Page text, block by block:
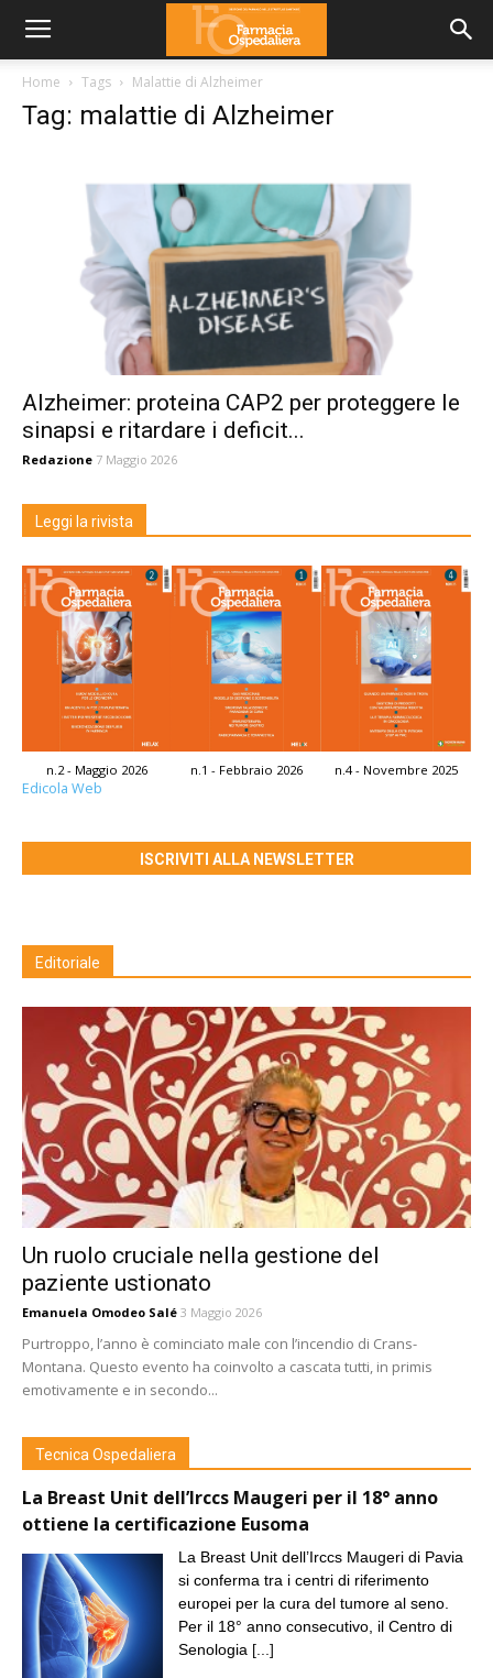
Home Tags Malattie di Alzheimer
Tag: malattie di Alzheimer
Alzheimer: proteina CAP2 per proteggere le
sinapsi e ritardare i deficit...
Redazione 7 Maggio 2026
Leggi la rivista
n.2 - Maggio 2026 n.1 - Febbraio 2026 n.4 - Novembre 2025
Edicola Web
ISCRIVITI ALLA NEWSLETTER
Editoriale
Un ruolo cruciale nella gestione del
paziente ustionato
Emanuela Omodeo Salé 3 Maggio 2026
Purtroppo, l’anno è cominciato male con l’incendio di Crans-
Montana. Questo evento ha coinvolto a cascata tutti, in primis
emotivamente e in secondo...
Tecnica Ospedaliera
La Breast Unit dell’Irccs Maugeri per il 18° anno
ottiene la certificazione Eusoma
La Breast Unit dell’Irccs Maugeri di Pavia
si conferma tra i centri di riferimento
europei per la cura del tumore al seno.
Per il 18° anno consecutivo, il Centro di
Senologia [...]